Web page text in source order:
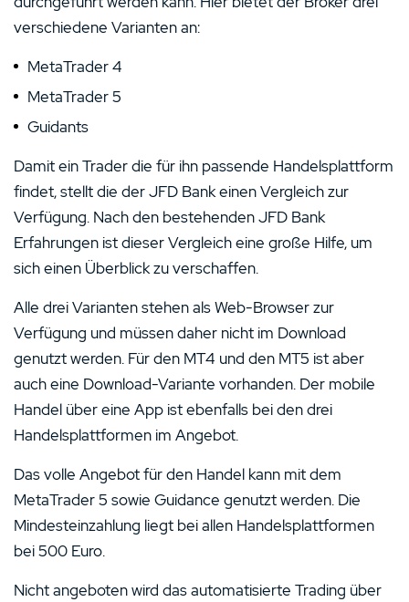
verschiedene Varianten an:
MetaTrader 4
MetaTrader 5
Guidants
Damit ein Trader die für ihn passende Handelsplattform
findet, stellt die der JFD Bank einen Vergleich zur
Verfügung. Nach den bestehenden JFD Bank
Erfahrungen ist dieser Vergleich eine große Hilfe, um
sich einen Überblick zu verschaffen.
Alle drei Varianten stehen als Web-Browser zur
Verfügung und müssen daher nicht im Download
genutzt werden. Für den MT4 und den MT5 ist aber
auch eine Download-Variante vorhanden. Der mobile
Handel über eine App ist ebenfalls bei den drei
Handelsplattformen im Angebot.
Das volle Angebot für den Handel kann mit dem
MetaTrader 5 sowie Guidance genutzt werden. Die
Mindesteinzahlung liegt bei allen Handelsplattformen
bei 500 Euro.
Nicht angeboten wird das automatisierte Trading über